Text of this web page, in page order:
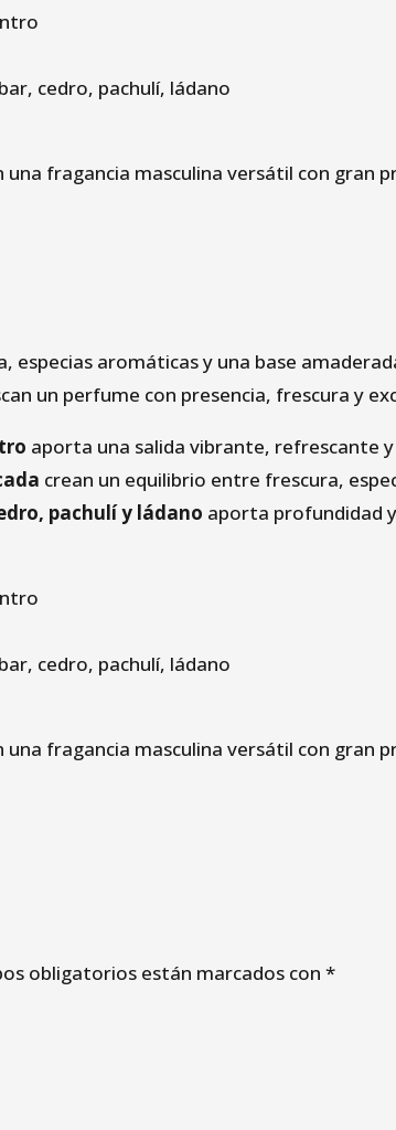
cedro, pachulí, ládano
fragancia masculina versátil con gran
aromáticas y una base
un perfume con presencia, frescura y
aporta una salida vibrante, refrescante
crean un equilibrio entre frescura,
pachulí y ládano aporta profundidad
cedro, pachulí, ládano
fragancia masculina versátil con gran
obligatorios están marcados con *